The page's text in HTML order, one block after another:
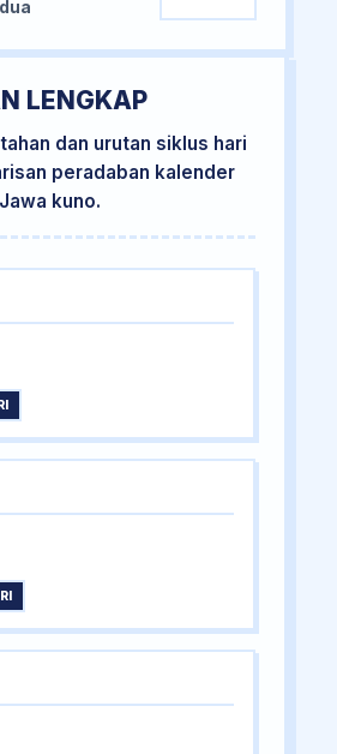
LENGKAP
dan urutan siklus hari
peradaban kalender
kuno.